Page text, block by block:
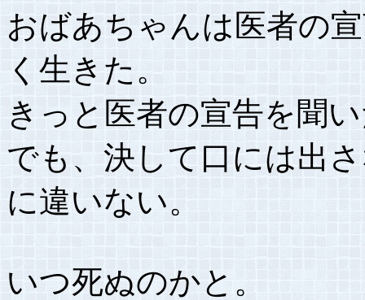
おばあちゃんは医者の
く生きた。
きっと医者の宣告を聞
でも、決して口には出
に違いない。
いつ死ぬのかと。